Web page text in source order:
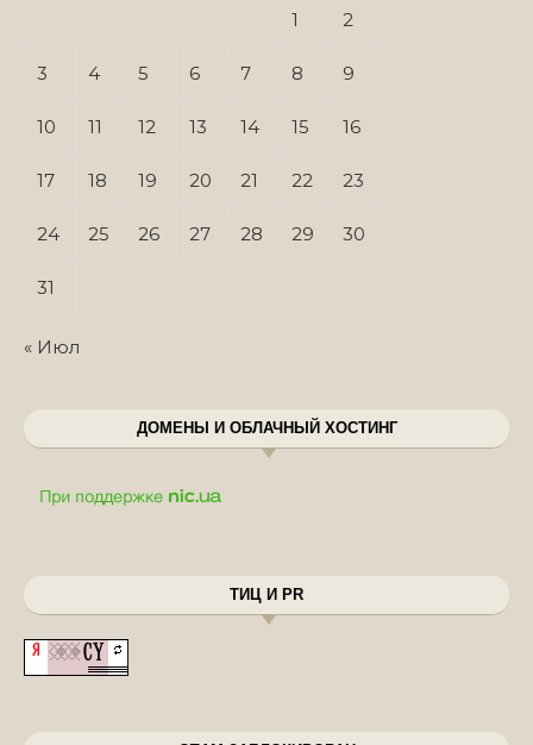
1 2
3 4 5 6 7 8 9
10 11 12 13 14 15 16
17 18 19 20 21 22 23
24 25 26 27 28 29 30
31
« Июл
ДОМЕНЫ И ОБЛАЧНЫЙ ХОСТИНГ
ТИЦ И PR